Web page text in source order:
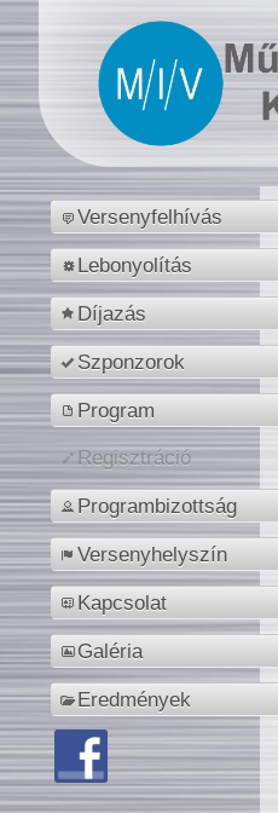
Versenyfelhívás
Lebonyolítás
Díjazás
Szponzorok
Program
Regisztráció
Programbizottság
Versenyhelyszín
Kapcsolat
Galéria
Eredmények